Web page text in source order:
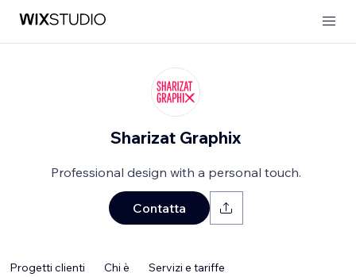
Sharizat Graphix
Professional design with a personal touch.
Contatta
Progetti clienti Chi è Servizi e tariffe